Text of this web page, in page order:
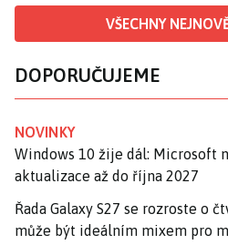
VŠECHNY
DOPORUČUJEME
NOVINKY
Windows 10 žije dál: Microsoft
aktualizace až do října 2027
Řada Galaxy S27 se rozroste o
může být ideálním mixem pro